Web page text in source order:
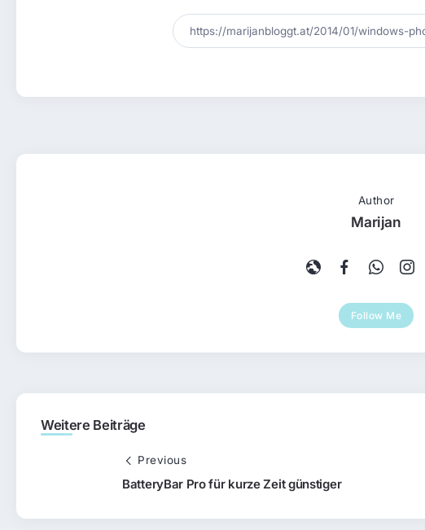
Author
Marijan
Follow Me
Weitere Beiträge
Previous
BatteryBar Pro für kurze Zeit günstiger